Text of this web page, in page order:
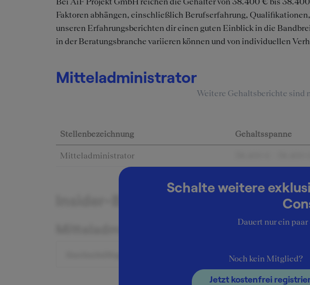
Faktoren abhängen, einschließlich Berufserfahrung,
unseren Erfahrungsberichten dir einen guten Einblick in die
in der Beratungsbranche variieren können und von individuellen
Mitteladministrator
Weitere Gehaltsberichte sind
Stellenbezeichnung Gehaltsspanne
Mitteladministrator
Schalte weitere
Dauert nur ein
Noch kein Mitglied?
Jetzt kostenfrei